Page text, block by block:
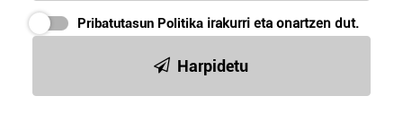
Pribatutasun Politika irakurri eta onartzen dut.
Harpidetu